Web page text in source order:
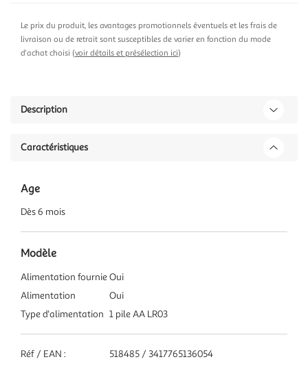
Le prix du produit, les avantages promotionnels éventuels et les frais de
livraison ou de retrait sont susceptibles de varier en fonction du mode
d'achat choisi (voir détails et présélection ici)
Description
Caractéristiques
Age
Dès 6 mois
Modèle
Alimentation fournieOui
Alimentation
Oui
Type d'alimentation 1 pile AA LR03
Réf / EAN : 518485 / 3417765136054